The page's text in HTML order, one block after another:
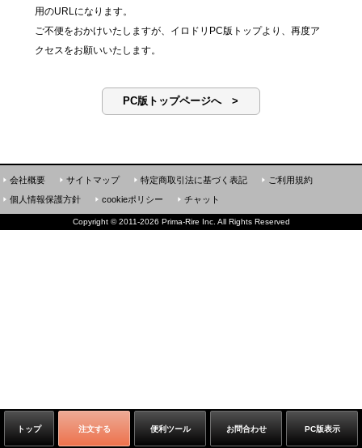
用のURLになります。
ご不便をおかけいたしますが、イロドリPC版トップより、再度ア
クセスをお願いいたします。
PC版トップページへ >
トップ 注文する 便利ツール お問合わせ PC版表示
会社概要 サイトマップ 特定商取引法に基づく表記
ご利用規約
個人情報保護方針
cookieポリシー チャット
Copyright ©2011-2026 Prima-Rire Inc. All Rights Reserved